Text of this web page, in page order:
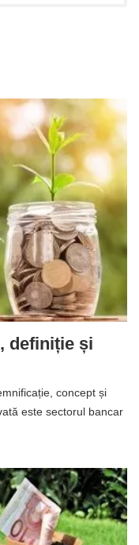
definiție și
concept și
este sectorul bancar